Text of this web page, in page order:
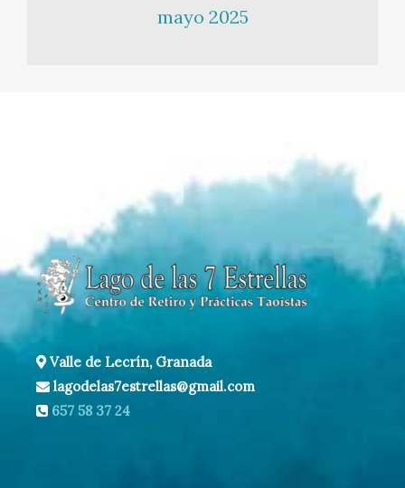
mayo 2025
Valle de Lecrín, Granada
lagodelas7estrellas@gmail.com
657 58 37 24